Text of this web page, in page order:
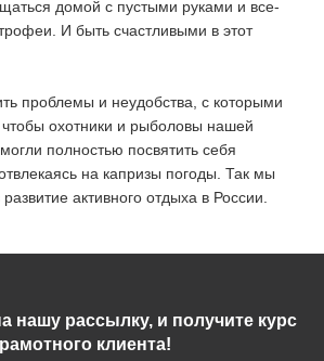
домой с пустыми руками и все-
И быть счастливыми в этот
проблемы и неудобства, с которыми
охотники и рыболовы нашей
полностью посвятить себя
на капризы погоды. Так мы
активного отдыха в России.
нашу рассылку, и получите курс
клиента!